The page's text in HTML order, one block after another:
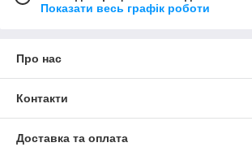
Показати весь графік роботи
Про нас
Контакти
Доставка та оплата